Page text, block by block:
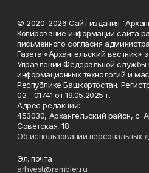
© 2020-2026 Сайт издания
Копирование информации сайта
письменного согласия
Газета «Архангельский вестник»
Управлении Федеральной службы
информационных технологий и
Республике Башкортостан.
02 - 01741 от 19.05.2025 г.
Адрес редакции:
453030, Архангельский район, с.
Советская, 18
Об использовании персональных
Эл. почта
arhvest@rambler.ru